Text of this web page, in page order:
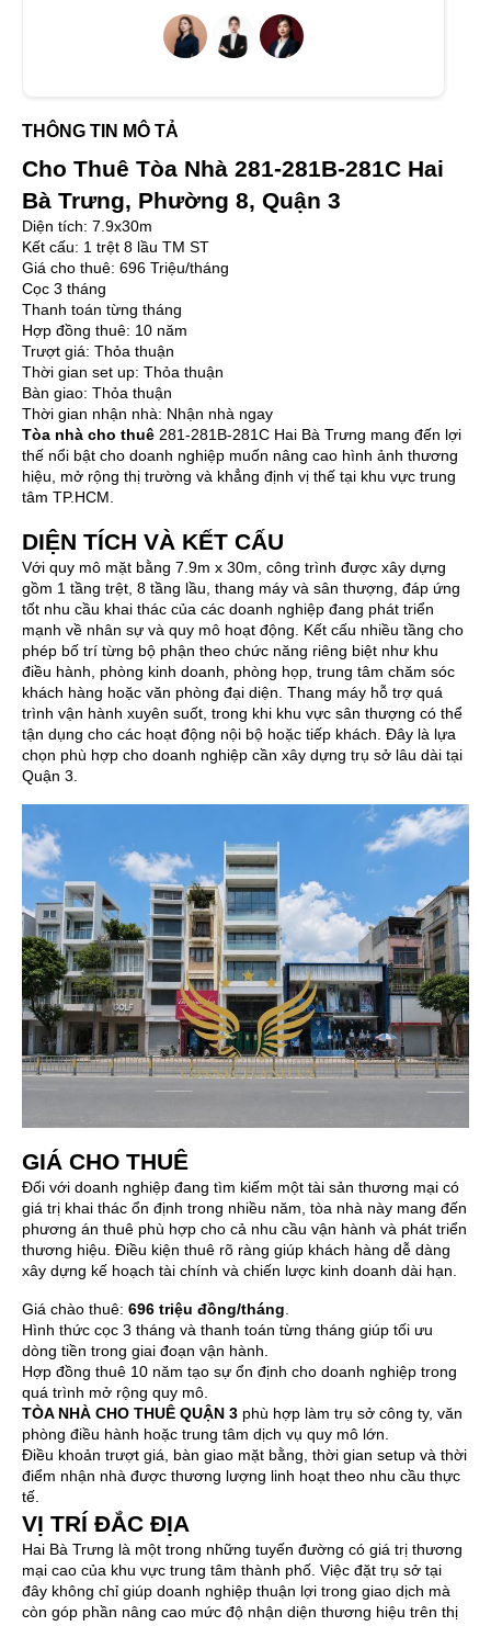
THÔNG TIN MÔ TẢ
Cho Thuê Tòa Nhà 281-281B-281C Hai
Bà Trưng, Phường 8, Quận 3
Diện tích: 7.9x30m
Kết cấu: 1 trệt 8 lầu TM ST
Giá cho thuê: 696 Triệu/tháng
Cọc 3 tháng
Thanh toán từng tháng
Hợp đồng thuê: 10 năm
Trượt giá: Thỏa thuận
Thời gian set up: Thỏa thuận
Bàn giao: Thỏa thuận
Thời gian nhận nhà: Nhận nhà ngay
Tòa nhà cho thuê 281-281B-281C Hai Bà Trưng mang đến lợi
thế nổi bật cho doanh nghiệp muốn nâng cao hình ảnh thương
hiệu, mở rộng thị trường và khẳng định vị thế tại khu vực trung
tâm TP.HCM.
DIỆN TÍCH VÀ KẾT CẤU
Với quy mô mặt bằng 7.9m x 30m, công trình được xây dựng
gồm 1 tầng trệt, 8 tầng lầu, thang máy và sân thượng, đáp ứng
tốt nhu cầu khai thác của các doanh nghiệp đang phát triển
mạnh về nhân sự và quy mô hoạt động. Kết cấu nhiều tầng cho
phép bố trí từng bộ phận theo chức năng riêng biệt như khu
điều hành, phòng kinh doanh, phòng họp, trung tâm chăm sóc
khách hàng hoặc văn phòng đại diện. Thang máy hỗ trợ quá
trình vận hành xuyên suốt, trong khi khu vực sân thượng có thể
tận dụng cho các hoạt động nội bộ hoặc tiếp khách. Đây là lựa
chọn phù hợp cho doanh nghiệp cần xây dựng trụ sở lâu dài tại
Quận 3.
GIÁ CHO THUÊ
Đối với doanh nghiệp đang tìm kiếm một tài sản thương mại có
giá trị khai thác ổn định trong nhiều năm, tòa nhà này mang đến
phương án thuê phù hợp cho cả nhu cầu vận hành và phát triển
thương hiệu. Điều kiện thuê rõ ràng giúp khách hàng dễ dàng
xây dựng kế hoạch tài chính và chiến lược kinh doanh dài hạn.
Giá chào thuê: 696 triệu đồng/tháng.
Hình thức cọc 3 tháng và thanh toán từng tháng giúp tối ưu
dòng tiền trong giai đoạn vận hành.
Hợp đồng thuê 10 năm tạo sự ổn định cho doanh nghiệp trong
quá trình mở rộng quy mô.
TÒA NHÀ CHO THUÊ QUẬN 3 phù hợp làm trụ sở công ty, văn
phòng điều hành hoặc trung tâm dịch vụ quy mô lớn.
Điều khoản trượt giá, bàn giao mặt bằng, thời gian setup và thời
điểm nhận nhà được thương lượng linh hoạt theo nhu cầu thực
tế.
VỊ TRÍ ĐẮC ĐỊA
Hai Bà Trưng là một trong những tuyến đường có giá trị thương
mại cao của khu vực trung tâm thành phố. Việc đặt trụ sở tại
đây không chỉ giúp doanh nghiệp thuận lợi trong giao dịch mà
còn góp phần nâng cao mức độ nhận diện thương hiệu trên thị